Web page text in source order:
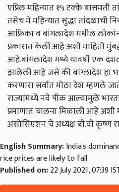
एप्रिल महिन्यात १५ टक्के बासमती
तसेच मे महिन्यात सुद्धा तांदळाची
आफ्रिका व बांगलादेश मधील
प्रकारात केली आहे अशी माहिती
आहे.बांगलादेश मध्ये यावर्षी एक
झालेली आहे जसे की बांग्लादेश हा
करणारा सर्वात मोठा देश म्हणले
राज्यांमध्ये नवे पीक आल्यामुळे
प्रमाणात चालना मिळाली आहे अशी
असोसिएशन चे अध्यक्ष बी.वी कृष्ण
English Summary:India's
rice prices are likely to fall
Published on:22 July 2021, 07:39